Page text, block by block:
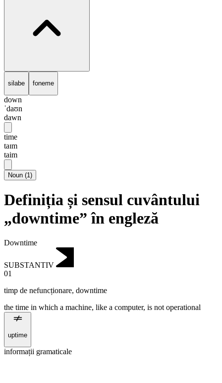
silabe foneme
down
ˈdaʊn
dawn
time
taɪm
taim
Noun (1)
Definiția și sensul cuvântului
„downtime” în engleză
Downtime
SUBSTANTIV
01
timp de nefuncționare, downtime
the time in which a machine, like a computer, is not operational
uptime
informații gramaticale